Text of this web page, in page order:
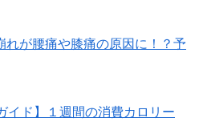
れが腰痛や膝痛の原因に！？予
イド】１週間の消費カロリー